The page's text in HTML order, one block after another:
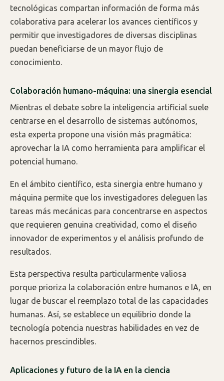
tecnológicas compartan información de forma más
colaborativa para acelerar los avances científicos y
permitir que investigadores de diversas disciplinas
puedan beneficiarse de un mayor flujo de
conocimiento.
Colaboración humano-máquina: una sinergia esencial
Mientras el debate sobre la inteligencia artificial suele
centrarse en el desarrollo de sistemas autónomos,
esta experta propone una visión más pragmática:
aprovechar la IA como herramienta para amplificar el
potencial humano.
En el ámbito científico, esta sinergia entre humano y
máquina permite que los investigadores deleguen las
tareas más mecánicas para concentrarse en aspectos
que requieren genuina creatividad, como el diseño
innovador de experimentos y el análisis profundo de
resultados.
Esta perspectiva resulta particularmente valiosa
porque prioriza la colaboración entre humanos e IA, en
lugar de buscar el reemplazo total de las capacidades
humanas. Así, se establece un equilibrio donde la
tecnología potencia nuestras habilidades en vez de
hacernos prescindibles.
Aplicaciones y futuro de la IA en la ciencia